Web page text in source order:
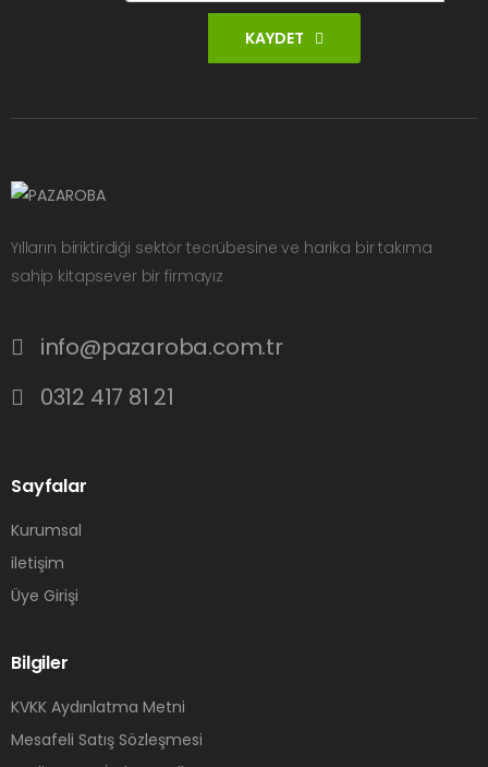
KAYDET
Yılların biriktirdiği sektör tecrübesine ve harika bir takıma
sahip kitapsever bir firmayız
info@pazaroba.com.tr
0312 417 81 21
Sayfalar
Kurumsal
iletişim
Üye Girişi
Bilgiler
KVKK Aydınlatma Metni
Mesafeli Satış Sözleşmesi